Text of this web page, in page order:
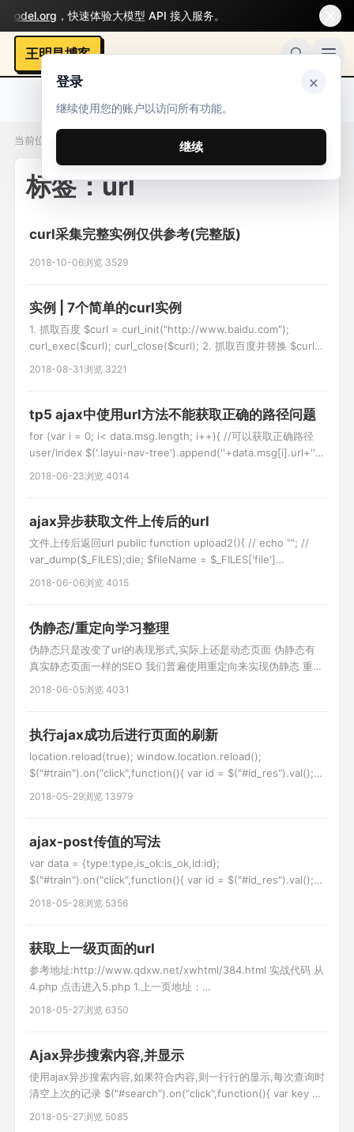
登录 ×
继续使用您的账户以访问所有功能。
继续
，快速体验大模型 API 接入服务。
王明昌博客
当前位置：标签 / url
标签：url
curl采集完整实例仅供参考(完整版)
2018-10-06浏览 3529
实例 | 7个简单的curl实例
1. 抓取百度 $curl = curl_init("http://www.baidu.com");
curl_exec($curl); curl_close($curl); 2. 抓取百度并替换 $curl =
curl_init(); curl_setopt($curl,CURLOPT_URL,
2018-08-31浏览 3221
tp5 ajax中使用url方法不能获取正确的路径问题
for (var i = 0; i< data.msg.length; i++){ //可以获取正确路径
user/index $('.layui-nav-tree').append(''+data.msg[i].url+'');
//获取的路径是index/user/index,,多出了个index $('.layui-nav-
2018-06-23浏览 4014
ajax异步获取文件上传后的url
文件上传后返回url public function upload2(){ // echo ""; //
var_dump($_FILES);die; $fileName = $_FILES['file']
['name'];//文件名 $tmpName = $_FILES['file']['tmp_name'];//
2018-06-06浏览 4015
伪静态/重定向学习整理
伪静态只是改变了url的表现形式,实际上还是动态页面 伪静态有
真实静态页面一样的SEO 我们普遍使用重定向来实现伪静态 重定
向 http协议中的3XX(主要有302/303) 例: 1.修改apache配置文
2018-06-05浏览 4031
执行ajax成功后进行页面的刷新
location.reload(true); window.location.reload();
$("#train").on("click",function(){ var id = $("#id_res").val();
var is_ok = $("#is_ok").val(); var type = 'caiji_train'; //异步获
2018-05-29浏览 13979
ajax-post传值的写法
var data = {type:type,is_ok:is_ok,id:id};
$("#train").on("click",function(){ var id = $("#id_res").val();
var is_ok = $("#is_ok").val(); var type = 'caiji_train'; //异步获
2018-05-28浏览 5356
获取上一级页面的url
参考地址:http://www.qdxw.net/xwhtml/384.html 实战代码 从
4.php 点击进入5.php 1.上一页地址：
http://localhost/box/4.php 2.当前地址： /box/5.php 3.带参地
2018-05-27浏览 6350
Ajax异步搜索内容,并显示
使用ajax异步搜索内容,如果符合内容,则一行行的显示,每次查询时
清空上次的记录 $("#search").on("click",function(){ var key =
$("#keywords").val(); //异步获取信息 var url =
2018-05-27浏览 5085